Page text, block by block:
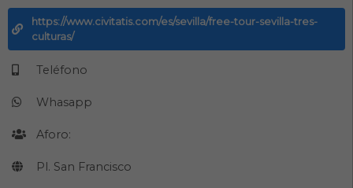
https://www.civitatis.com/es/sevilla/free-tour-sevilla-tres-
culturas/
Teléfono
Whasapp
Aforo:
Pl. San Francisco